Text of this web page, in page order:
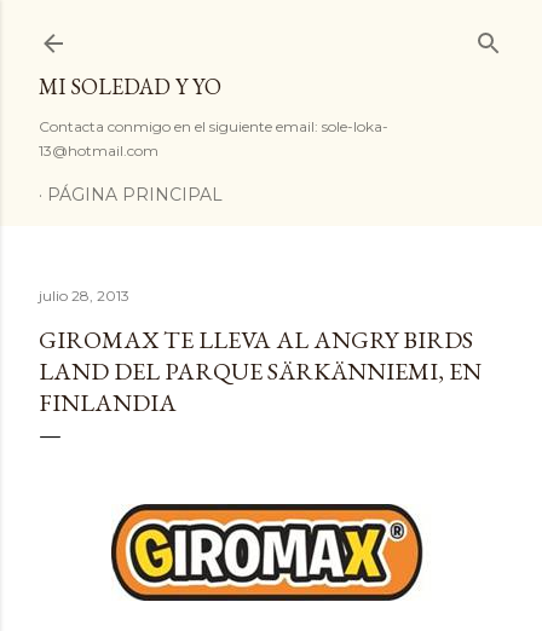
MI SOLEDAD Y YO
Contacta conmigo en el siguiente email: sole-loka-
13@hotmail.com
PÁGINA PRINCIPAL
julio 28, 2013
GIROMAX TE LLEVA AL ANGRY BIRDS
LAND DEL PARQUE SÄRKÄNNIEMI, EN
FINLANDIA